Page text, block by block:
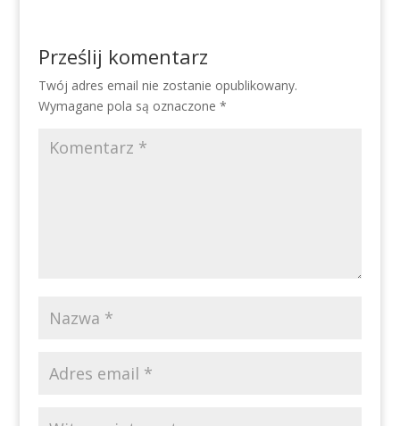
Prześlij komentarz
Twój adres email nie zostanie opublikowany.
Wymagane pola są oznaczone *